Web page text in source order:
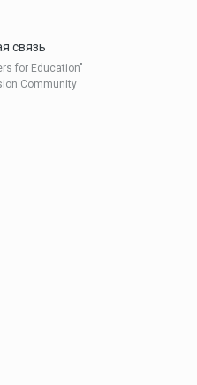
связь
for Education"
Community